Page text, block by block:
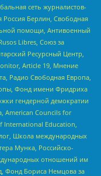
сеть журналистов-
Россия Берлин, Свободная
помощи, Антивоенный
Libres, Союз за
Ресурсный Центр,
Article 19, Мнение
Радио Свободная Европа,
Фонд имени Фридриха
гендерной демократии
American Councils for
International Education,
Школа международных
Мунка, Российско-
отношений им
Фонд Бориса Немцова за